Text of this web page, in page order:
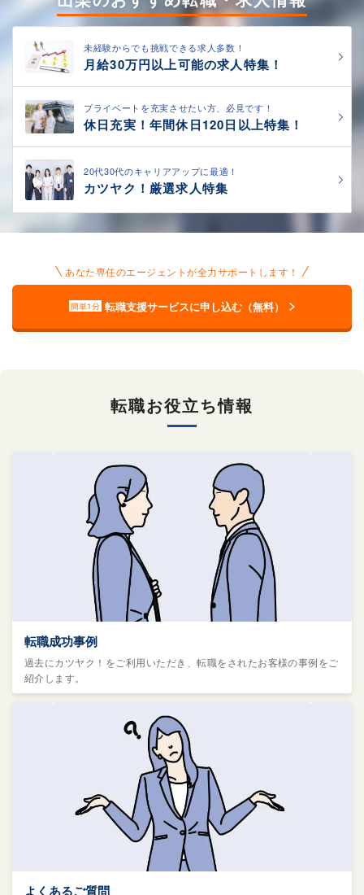
未経験からでも挑戦できる求人多数！
月給30万円以上可能の求人特集！
プライベートを充実させたい方、必見です！
休日充実！年間休日120日以上特集！
20代30代のキャリアアップに最適！
カツヤク！厳選求人特集
あなた専任のエージェントが全力サポートします！
簡単1分 転職支援サービスに申し込む（無料）
転職お役立ち情報
転職成功事例
過去にカツヤク！をご利用いただき、転職をされたお客様の事例をご
紹介します。
よくあるご質問